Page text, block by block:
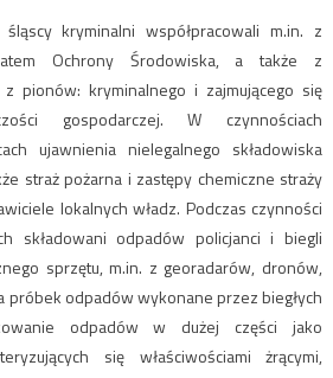
kryminalni współpracowali m.in. z
Ochrony Środowiska, a także z
z pionów: kryminalnego i zajmującego się
gospodarczej. W czynnościach
ujawnienia nielegalnego składowiska
straż pożarna i zastępy chemiczne straży
lokalnych władz. Podczas czynności
składowani odpadów policjanci i biegli
sprzętu, m.in. z georadarów, dronów,
próbek odpadów wykonane przez biegłych
odpadów w dużej części jako
się właściwościami żrącymi,